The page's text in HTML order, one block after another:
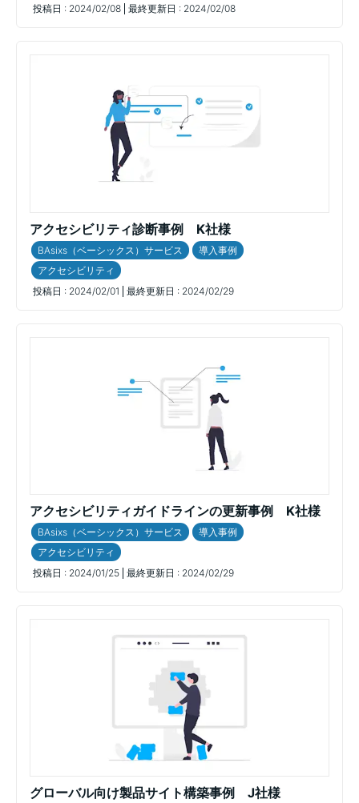
投稿日 : 2024/02/08 最終更新日 : 2024/02/08
アクセシビリティ診断事例 K社様
BAsixs（ベーシックス）サービス
導入事例
アクセシビリティ
投稿日 : 2024/02/01 最終更新日 : 2024/02/29
アクセシビリティガイドラインの更新事例 K社様
BAsixs（ベーシックス）サービス
導入事例
アクセシビリティ
投稿日 : 2024/01/25 最終更新日 : 2024/02/29
グローバル向け製品サイト構築事例 J社様